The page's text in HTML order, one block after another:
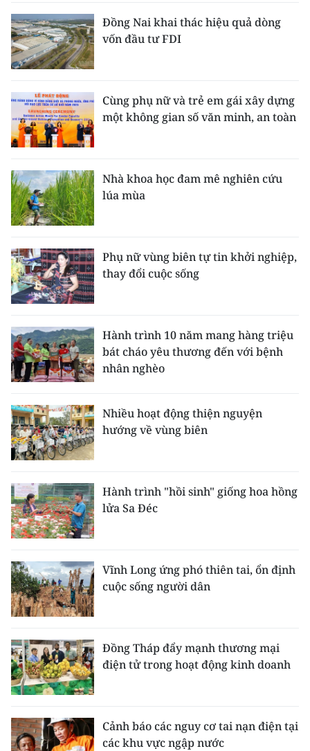
Đồng Nai khai thác hiệu quả dòng
vốn đầu tư FDI
Cùng phụ nữ và trẻ em gái xây dựng
một không gian số văn minh, an toàn
Nhà khoa học đam mê nghiên cứu
lúa mùa
Phụ nữ vùng biên tự tin khởi nghiệp,
thay đổi cuộc sống
Hành trình 10 năm mang hàng triệu
bát cháo yêu thương đến với bệnh
nhân nghèo
Nhiều hoạt động thiện nguyện
hướng về vùng biên
Hành trình "hồi sinh" giống hoa hồng
lửa Sa Đéc
Vĩnh Long ứng phó thiên tai, ổn định
cuộc sống người dân
Đồng Tháp đẩy mạnh thương mại
điện tử trong hoạt động kinh doanh
Cảnh báo các nguy cơ tai nạn điện tại
các khu vực ngập nước